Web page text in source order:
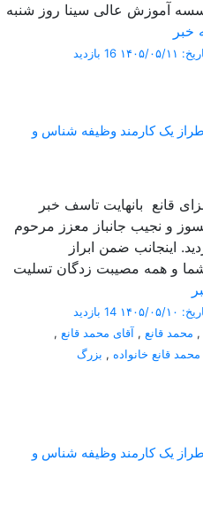
آموزش عالی سینا روز شنبه
خبر
۱۴۰۵/۰۵/۱۱ 16 بازدید
یک کارمند وظیفه شناس و
قانع بانهایت تاسف خبر
و نجیب جانباز معزز مرحوم
اینجانب ضمن ابراز
و همه مصیبت زدگان تسلیت
۱۴۰۵/۰۵/۱۰
14 بازدید
, محمد قانع , آقای محمد قانع ,
محمد قانع خانواده , بزرگ
یک کارمند وظیفه شناس و